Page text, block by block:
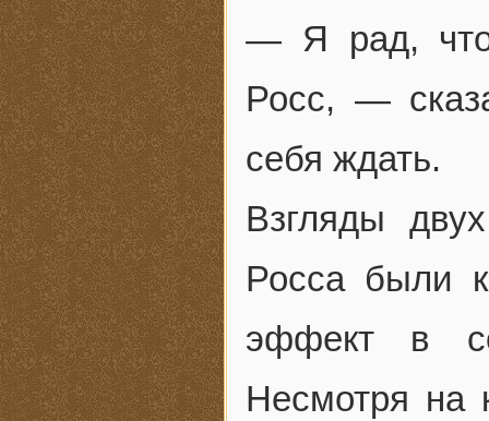
— Я рад, что
Росс, —
себя ждать.
Взгляды
Росса были
эффект в
Несмотря на